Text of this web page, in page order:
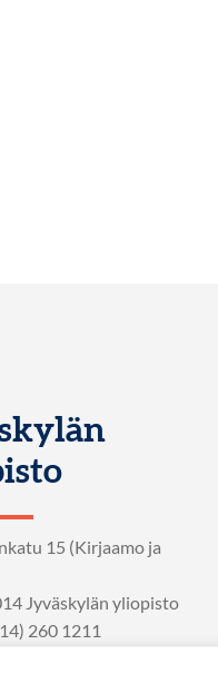
15 (Kirjaamo ja
Jyväskylän yliopisto
260 1211